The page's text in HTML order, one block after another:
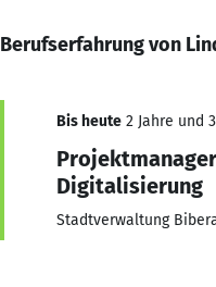
Berufserfahrung von
Bis heute 2 Jahre und
Digitalisierung
Stadtverwaltung